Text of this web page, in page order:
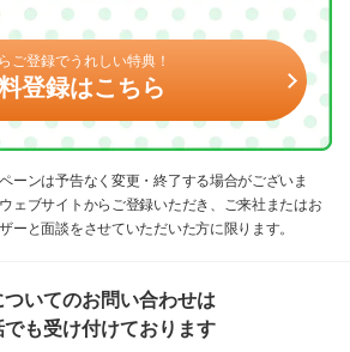
ご登録でうれしい特典！
登録はこちら
ーンは予告なく変更・終了する場合がございま
ェブサイトからご登録いただき、ご来社またはお
ーと面談をさせていただいた方に限ります。
ついてのお問い合わせは
でも受け付けております